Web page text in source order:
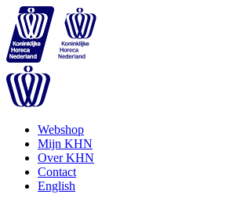
Webshop
Mijn KHN
Over KHN
Contact
English